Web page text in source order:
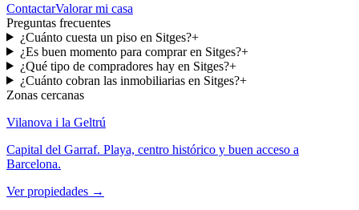
ContactarValorar mi casa
Preguntas frecuentes
¿Cuánto cuesta un piso en Sitges?+
¿Es buen momento para comprar en Sitges?+
¿Qué tipo de compradores hay en Sitges?+
¿Cuánto cobran las inmobiliarias en Sitges?+
Zonas cercanas
Vilanova i la Geltrú
Capital del Garraf. Playa, centro histórico y buen acceso a
Barcelona.
Ver propiedades →